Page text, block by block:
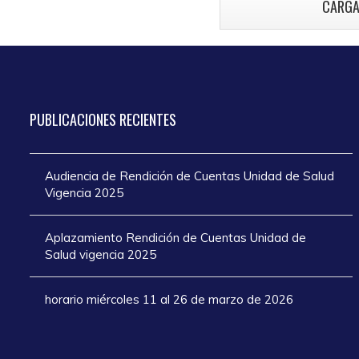
Santa 2025
PUBLICACIONES RECIENTES
Audiencia de Rendición de Cuentas Unidad de Salud
Vigencia 2025
Aplazamiento Rendición de Cuentas Unidad de
Salud vigencia 2025
horario miércoles 11 al 26 de marzo de 2026